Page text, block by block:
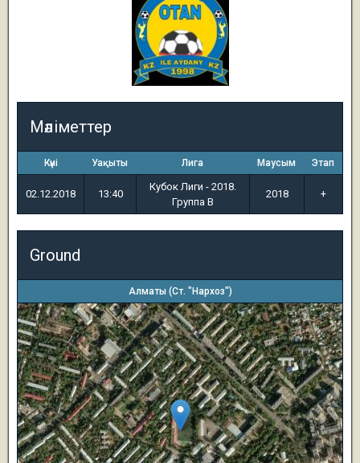
Мәліметтер
Күні Уақыты Лига Маусым Этап
02.12.2018 13:40
Кубок Лиги - 2018.
Группа B
2018 +
Ground
Алматы (Ст. "Нархоз")